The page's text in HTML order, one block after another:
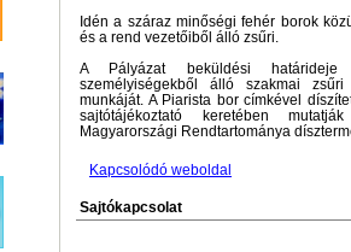
Idén a száraz minőségi fehér borok
és a rend vezetőiből álló zsűri.
A Pályázat beküldési
személyiségekből álló szakmai
munkáját. A Piarista bor címkével
sajtótájékoztató keretében
Magyarországi Rendtartománya
Kapcsolódó weboldal
Sajtókapcsolat